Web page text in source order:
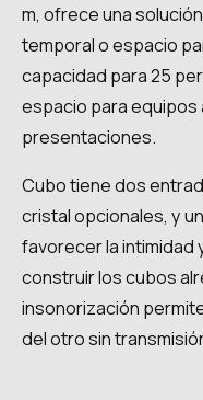
m, ofrece una
temporal o espacio
capacidad para 25
espacio para equipos
presentaciones.
Cubo tiene dos
cristal opcionales, y
favorecer la intimidad
construir los cubos
insonorización
del otro sin